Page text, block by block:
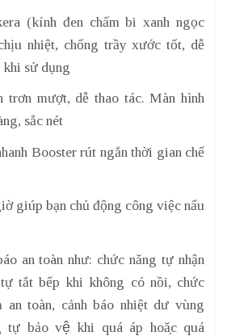
(kính đen chấm bi xanh ngọc
nhiệt, chống trầy xước tốt, dễ
khi sử dụng
trơn mượt, dễ thao tác. Màn hình
sắc nét
Booster rút ngắn thời gian chế
giúp bạn chủ động công việc nấu
an toàn như: chức năng tự nhận
tắt bếp khi không có nồi, chức
an toàn, cảnh báo nhiệt dư vùng
tự bảo vệ khi quá áp hoặc quá